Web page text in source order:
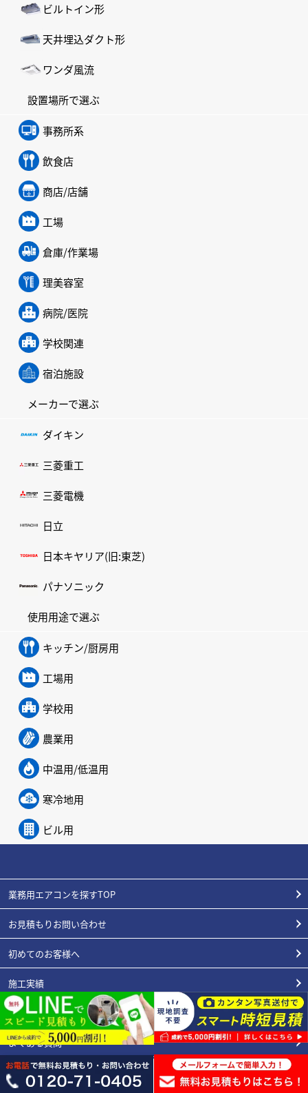
ビルトイン形
天井埋込ダクト形
ワンダ風流
設置場所で選ぶ
事務所系
飲食店
商店/店舗
工場
倉庫/作業場
理美容室
病院/医院
学校関連
宿泊施設
メーカーで選ぶ
ダイキン
三菱重工
三菱電機
日立
日本キヤリア(旧:東芝)
パナソニック
使用用途で選ぶ
キッチン/厨房用
工場用
学校用
農業用
中温用/低温用
寒冷地用
ビル用
業務用エアコンを探すTOP
お見積もりお問い合わせ
初めてのお客様へ
施工実績
エアコンの豆知識
よくある質問
スタッフ紹介